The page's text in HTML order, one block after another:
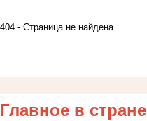
404 - Страница не найдена
Главное в стране